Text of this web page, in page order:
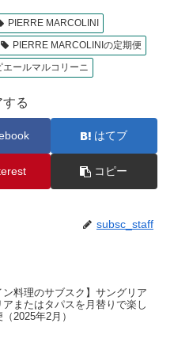
PIERRE MARCOLINI
PIERRE MARCOLINIの定期便
エールマルコリーニ
する
はてブ
コピー
subsc_staff
ン料理のサブスク】サングリア
アまたはタパスを月替りで楽し
2025年2月）